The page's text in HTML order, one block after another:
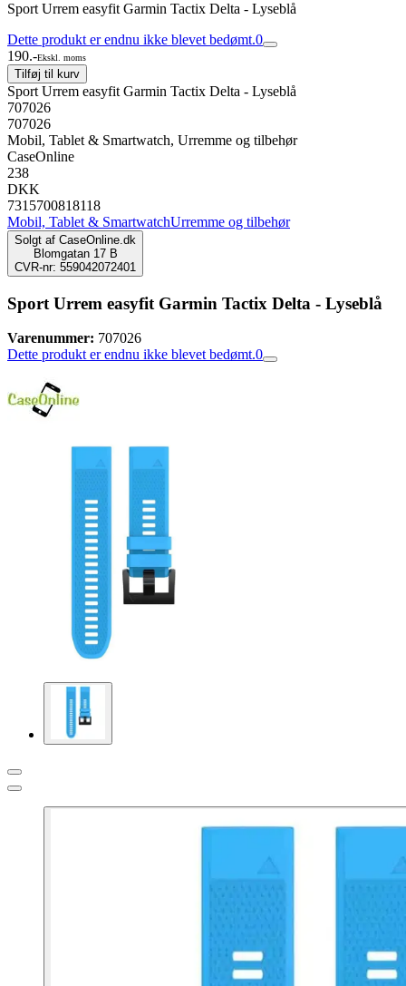
Sport Urrem easyfit Garmin Tactix Delta - Lyseblå
Dette produkt er endnu ikke blevet bedømt.0
190.-Ekskl. moms
Tilføj til kurv
Sport Urrem easyfit Garmin Tactix Delta - Lyseblå
707026
707026
Mobil, Tablet & Smartwatch, Urremme og tilbehør
CaseOnline
238
DKK
7315700818118
Mobil, Tablet & SmartwatchUrremme og tilbehør
Solgt af CaseOnline.dk
Blomgatan 17 B
CVR-nr: 559042072401
Sport Urrem easyfit Garmin Tactix Delta - Lyseblå
Varenummer: 707026
Dette produkt er endnu ikke blevet bedømt.0